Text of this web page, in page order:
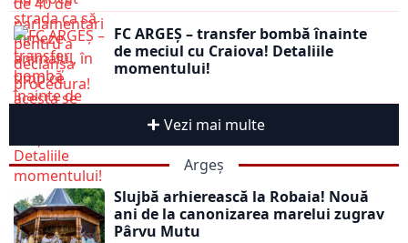
FC ARGEȘ – transfer bombă înainte
de meciul cu Craiova! Detaliile
momentului!
Vezi mai multe
Argeș
Slujbă arhierească la Robaia! Nouă
ani de la canonizarea marelui zugrav
Pârvu Mutu